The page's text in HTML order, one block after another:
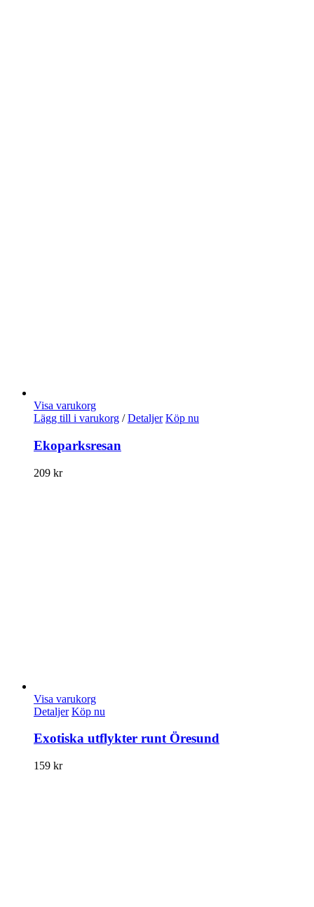
Visa varukorg
Lägg till i varukorg / Detaljer Köp nu
Ekoparksresan
209 kr
Visa varukorg
Detaljer Köp nu
Exotiska utflykter runt Öresund
159 kr